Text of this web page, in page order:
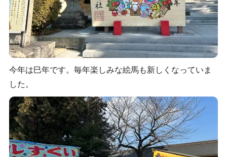
今年は巳年です。毎年楽しみな絵馬も新しくなっていま
した。